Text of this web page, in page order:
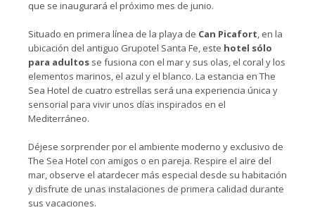
que se inaugurará el próximo mes de junio.
Situado en primera línea de la playa de Can Picafort, en la
ubicación del antiguo Grupotel Santa Fe, este hotel sólo
para adultos se fusiona con el mar y sus olas, el coral y los
elementos marinos, el azul y el blanco. La estancia en The
Sea Hotel de cuatro estrellas será una experiencia única y
sensorial para vivir unos días inspirados en el
Mediterráneo.
Déjese sorprender por el ambiente moderno y exclusivo de
The Sea Hotel con amigos o en pareja. Respire el aire del
mar, observe el atardecer más especial desde su habitación
y disfrute de unas instalaciones de primera calidad durante
sus vacaciones.